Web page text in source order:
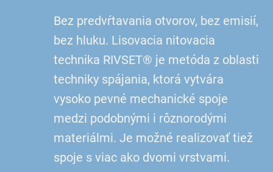
Bez predvŕtavania otvorov, bez emisií,
bez hluku. Lisovacia nitovacia
technika RIVSET® je metóda z oblasti
techniky spájania, ktorá vytvára
vysoko pevné mechanické spoje
medzi podobnými i rôznorodými
materiálmi. Je možné realizovať tiež
spoje s viac ako dvomi vrstvami.